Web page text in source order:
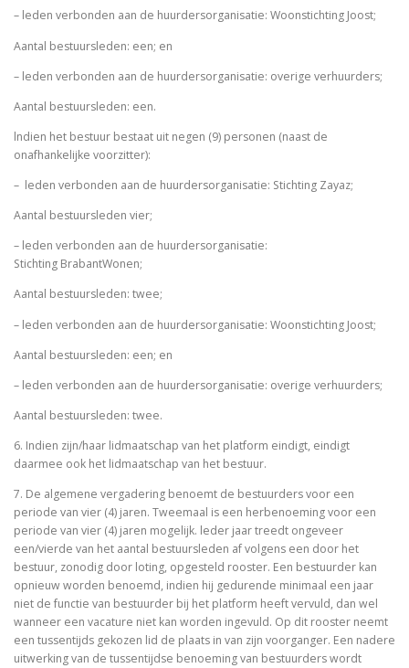
– leden verbonden aan de huurdersorganisatie: Woonstichting Joost;
Aantal bestuursleden: een; en
– leden verbonden aan de huurdersorganisatie: overige verhuurders;
Aantal bestuursleden: een.
lndien het bestuur bestaat uit negen (9) personen (naast de
onafhankelijke voorzitter):
– leden verbonden aan de huurdersorganisatie: Stichting Zayaz;
Aantal bestuursleden vier;
– leden verbonden aan de huurdersorganisatie:
Stichting BrabantWonen;
Aantal bestuursleden: twee;
– leden verbonden aan de huurdersorganisatie: Woonstichting Joost;
Aantal bestuursleden: een; en
– leden verbonden aan de huurdersorganisatie: overige verhuurders;
Aantal bestuursleden: twee.
6. Indien zijn/haar lidmaatschap van het platform eindigt, eindigt
daarmee ook het lidmaatschap van het bestuur.
7. De algemene vergadering benoemt de bestuurders voor een
periode van vier (4) jaren. Tweemaal is een herbenoeming voor een
periode van vier (4) jaren mogelijk. leder jaar treedt ongeveer
een/vierde van het aantal bestuursleden af volgens een door het
bestuur, zonodig door loting, opgesteld rooster. Een bestuurder kan
opnieuw worden benoemd, indien hij gedurende minimaal een jaar
niet de functie van bestuurder bij het platform heeft vervuld, dan wel
wanneer een vacature niet kan worden ingevuld. Op dit rooster neemt
een tussentijds gekozen lid de plaats in van zijn voorganger. Een nadere
uitwerking van de tussentijdse benoeming van bestuurders wordt